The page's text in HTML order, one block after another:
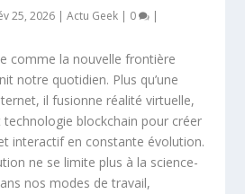
25, 2026 |Actu Geek | 0 |
comme la nouvelle frontière
notre quotidien. Plus qu’une
il fusionne réalité virtuelle,
blockchain pour créer
interactif en constante évolution.
ne se limite plus à la science-
nos modes de travail,